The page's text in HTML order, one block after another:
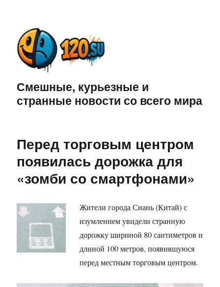
Смешные, курьезные и
странные новости со всего мира
Перед торговым центром
появилась дорожка для
«зомби со смартфонами»
Жители города Сиань (Китай) с
изумлением увидели странную
дорожку шириной 80 сантиметров и
длиной 100 метров, появившуюся
перед местным торговым центром.